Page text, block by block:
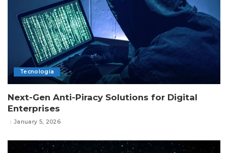
Tecnología
Next-Gen Anti-Piracy Solutions for Digital
Enterprises
January 5, 2026